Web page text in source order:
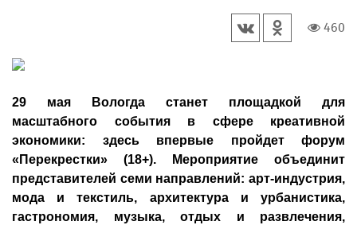
460
29 мая Вологда станет площадкой для
масштабного события в сфере креативной
экономики: здесь впервые пройдет форум
«Перекрестки» (18+). Мероприятие объединит
представителей семи направлений: арт-индустрия,
мода и текстиль, архитектура и урбанистика,
гастрономия, музыка, отдых и развлечения,